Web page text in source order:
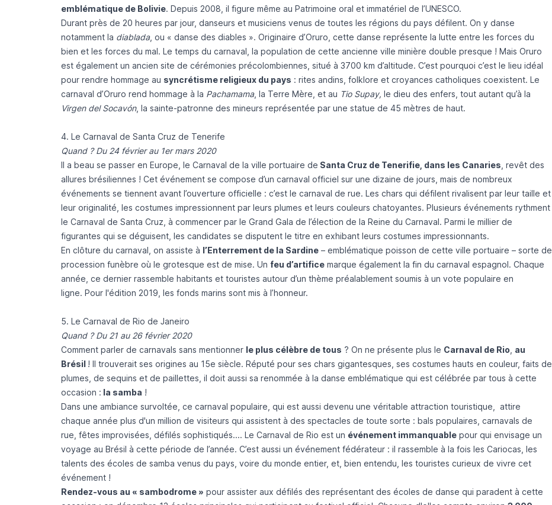
emblématique de Bolivie. Depuis 2008, il figure même au Patrimoine oral et immatériel de l’UNESCO.
Durant près de 20 heures par jour, danseurs et musiciens venus de toutes les régions du pays défilent. On y danse
notamment la diablada, ou « danse des diables ». Originaire d’Oruro, cette danse représente la lutte entre les forces du
bien et les forces du mal. Le temps du carnaval, la population de cette ancienne ville minière double presque ! Mais Oruro
est également un ancien site de cérémonies précolombiennes, situé à 3700 km d’altitude. C’est pourquoi c’est le lieu idéal
pour rendre hommage au syncrétisme religieux du pays : rites andins, folklore et croyances catholiques coexistent. Le
carnaval d’Oruro rend hommage à la Pachamama, la Terre Mère, et au Tio Supay, le dieu des enfers, tout autant qu’à la
Virgen del Socavón, la sainte-patronne des mineurs représentée par une statue de 45 mètres de haut.
4. Le Carnaval de Santa Cruz de Tenerife
Quand ? Du 24 février au 1er mars 2020
Il a beau se passer en Europe, le Carnaval de la ville portuaire de Santa Cruz de Tenerifie, dans les Canaries , revêt des
allures brésiliennes ! Cet événement se compose d’un carnaval officiel sur une dizaine de jours, mais de nombreux
événements se tiennent avant l’ouverture officielle : c’est le carnaval de rue. Les chars qui défilent rivalisent par leur taille et
leur originalité, les costumes impressionnent par leurs plumes et leurs couleurs chatoyantes. Plusieurs événements rythment
le Carnaval de Santa Cruz, à commencer par le Grand Gala de l’élection de la Reine du Carnaval. Parmi le millier de
figurantes qui se déguisent, les candidates se disputent le titre en exhibant leurs costumes impressionnants.
En clôture du carnaval, on assiste à l’Enterrement de la Sardine – emblématique poisson de cette ville portuaire – sorte de
procession funèbre où le grotesque est de mise. Un feu d’artifice marque également la fin du carnaval espagnol. Chaque
année, ce dernier rassemble habitants et touristes autour d’un thème préalablement soumis à un vote populaire en
ligne. Pour l'édition 2019, les fonds marins sont mis à l’honneur.
5. Le Carnaval de Rio de Janeiro
Quand ? Du 21 au 26 février 2020
Comment parler de carnavals sans mentionner le plus célèbre de tous ? On ne présente plus le Carnaval de Rio au
Brésil ! Il trouverait ses origines au 15e siècle. Réputé pour ses chars gigantesques, ses costumes hauts en couleur, faits de
plumes, de sequins et de paillettes, il doit aussi sa renommée à la danse emblématique qui est célébrée par tous à cette
occasion : la samba !
Dans une ambiance survoltée, ce carnaval populaire, qui est aussi devenu une véritable attraction touristique, attire
chaque année plus d'un million de visiteurs qui assistent à des spectacles de toute sorte : bals populaires, carnavals de
rue, fêtes improvisées, défilés sophistiqués.... Le Carnaval de Rio est un événement immanquable pour qui envisage un
voyage au Brésil à cette période de l’année. C’est aussi un événement fédérateur : il rassemble à la fois les Cariocas, les
talents des écoles de samba venus du pays, voire du monde entier, et, bien entendu, les touristes curieux de vivre cet
événement !
Rendez-vous au « sambodrome » pour assister aux défilés des représentant des écoles de danse qui paradent à cette